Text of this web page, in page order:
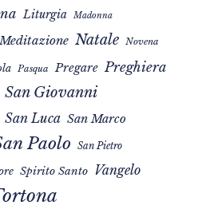
Liturgia Madonna
Meditazione Natale Novena
Pasqua Pregare Preghiera
San Giovanni
San Luca San Marco
Paolo San Pietro
Spirito Santo Vangelo